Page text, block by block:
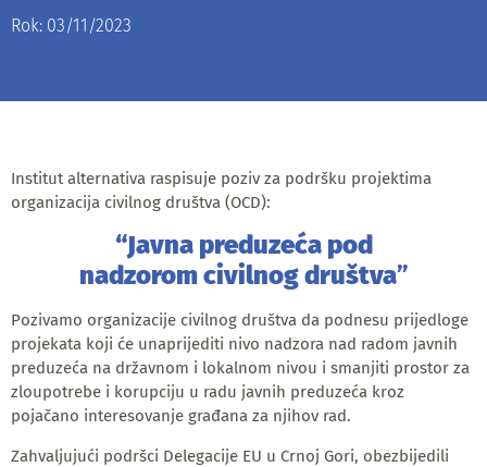
Rok: 03/11/2023
Institut alternativa raspisuje poziv za podršku projektima
organizacija civilnog društva (OCD):
“Javna preduzeća pod
nadzoromcivilnog društva”
Pozivamo organizacije civilnog društva da podnesu prijedloge
projekata koji će unaprijediti nivo nadzora nad radom javnih
preduzeća na državnom i lokalnom nivou i smanjiti prostor za
zloupotrebe i korupciju u radu javnih preduzeća kroz
pojačano interesovanje građana za njihov rad.
Zahvaljujući podršci Delegacije EU u Crnoj Gori, obezbijedili